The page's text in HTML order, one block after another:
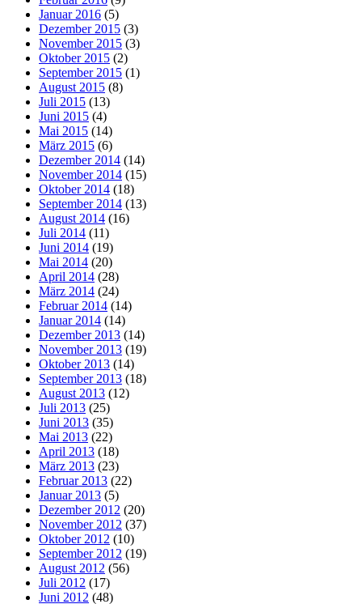
Januar 2016 (5)
Dezember 2015 (3)
November 2015 (3)
Oktober 2015 (2)
September 2015 (1)
August 2015 (8)
Juli 2015 (13)
Juni 2015 (4)
Mai 2015 (14)
März 2015 (6)
Dezember 2014 (14)
November 2014 (15)
Oktober 2014 (18)
September 2014 (13)
August 2014 (16)
Juli 2014 (11)
Juni 2014 (19)
Mai 2014 (20)
April 2014 (28)
März 2014 (24)
Februar 2014 (14)
Januar 2014 (14)
Dezember 2013 (14)
November 2013 (19)
Oktober 2013 (14)
September 2013 (18)
August 2013 (12)
Juli 2013 (25)
Juni 2013 (35)
Mai 2013 (22)
April 2013 (18)
März 2013 (23)
Februar 2013 (22)
Januar 2013 (5)
Dezember 2012 (20)
November 2012 (37)
Oktober 2012 (10)
September 2012 (19)
August 2012 (56)
Juli 2012 (17)
Juni 2012 (48)